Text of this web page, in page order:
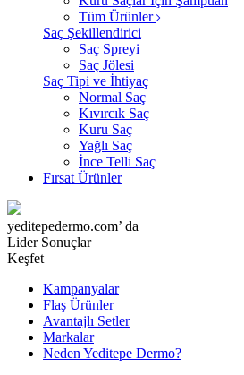
Tüm Ürünler
Saç Şekillendirici
Saç Spreyi
Saç Jölesi
Saç Tipi ve İhtiyaç
Normal Saç
Kıvırcık Saç
Kuru Saç
Yağlı Saç
İnce Telli Saç
Fırsat Ürünler
yeditepedermo.com’ da
Lider Sonuçlar
Keşfet
Kampanyalar
Flaş Ürünler
Avantajlı Setler
Markalar
Neden Yeditepe Dermo?